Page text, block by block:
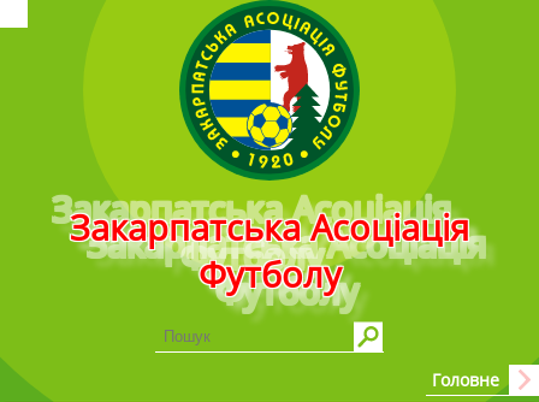
Головне меню
Закарпатська Асоціація
Футболу
Головне